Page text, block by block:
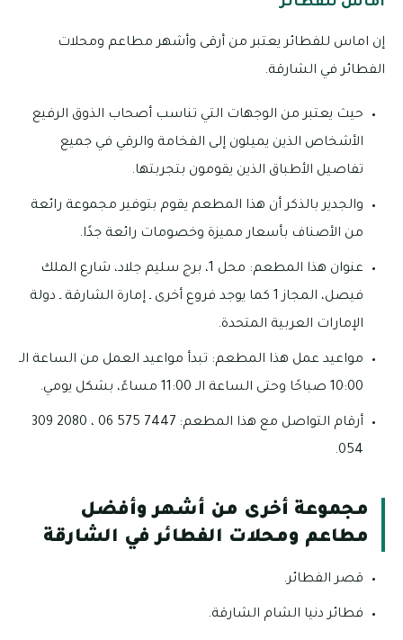
إن اماس للفطائر يعتبر من أرقى وأشهر مطاعم ومحلات
الفطائر في الشارقة.
حيث يعتبر من الوجهات التي تناسب أصحاب الذوق الرفيع
الأشخاص الذين يميلون إلى الفخامة والرقي في جميع
تفاصيل الأطباق الذين يقومون بتجربتها.
والجدير بالذكر أن هذا المطعم يقوم بتوفير مجموعة رائعة
من الأصناف بأسعار مميزة وخصومات رائعة جدًا.
عنوان هذا المطعم: محل 1، برج سليم جلاد، شارع الملك
فيصل، المجاز 1 كما يوجد فروع أخرى ـ إمارة الشارقة ـ دولة
الإمارات العربية المتحدة.
مواعيد عمل هذا المطعم: تبدأ مواعيد العمل من الساعة الـ
10:00 صباحًا وحتى الساعة الـ 11:00 مساءً، بشكل يومي.
أرقام التواصل مع هذا المطعم: 7447 575 06 ، 2080 309
054.
مجموعة أخرى من أشهر وأفضل
مطاعم ومحلات الفطائر في الشارقة
قصر الفطائر.
فطائر دنيا الشام الشارقة.